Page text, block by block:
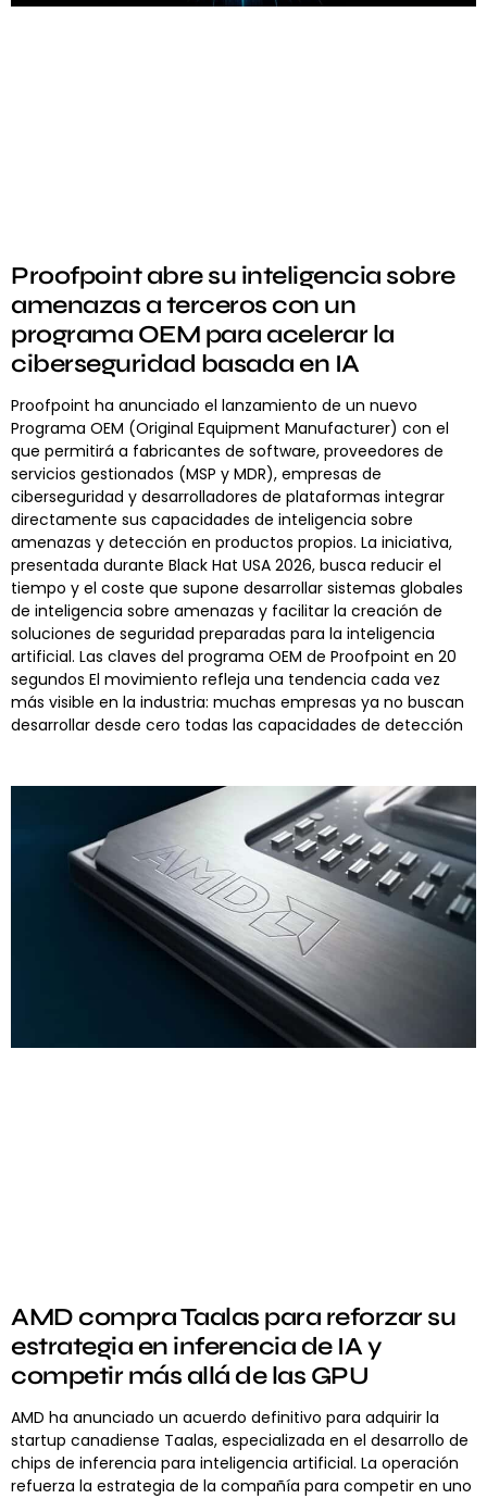
Proofpoint abre su inteligencia sobre
amenazas a terceros con un
programa OEM para acelerar la
ciberseguridad basada en IA
Proofpoint ha anunciado el lanzamiento de un nuevo
Programa OEM (Original Equipment Manufacturer) con el
que permitirá a fabricantes de software, proveedores de
servicios gestionados (MSP y MDR), empresas de
ciberseguridad y desarrolladores de plataformas integrar
directamente sus capacidades de inteligencia sobre
amenazas y detección en productos propios. La iniciativa,
presentada durante Black Hat USA 2026, busca reducir el
tiempo y el coste que supone desarrollar sistemas globales
de inteligencia sobre amenazas y facilitar la creación de
soluciones de seguridad preparadas para la inteligencia
artificial. Las claves del programa OEM de Proofpoint en 20
segundos El movimiento refleja una tendencia cada vez
más visible en la industria: muchas empresas ya no buscan
desarrollar desde cero todas las capacidades de detección
AMD compra Taalas para reforzar su
estrategia en inferencia de IA y
competir más allá de las GPU
AMD ha anunciado un acuerdo definitivo para adquirir la
startup canadiense Taalas, especializada en el desarrollo de
chips de inferencia para inteligencia artificial. La operación
refuerza la estrategia de la compañía para competir en uno